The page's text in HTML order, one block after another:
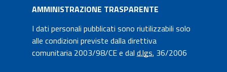
AMMINISTRAZIONE TRASPARENTE
I dati personali pubblicati sono riutilizzabili solo
alle condizioni previste dalla direttiva
comunitaria 2003/98/CE e dal d.lgs. 36/2006